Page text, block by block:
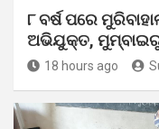
୮ ବର୍ଷ ପରେ
ଅଭିଯୁକ୍ତ, ମୁମ୍ବାଇରୁ
18 hours ago